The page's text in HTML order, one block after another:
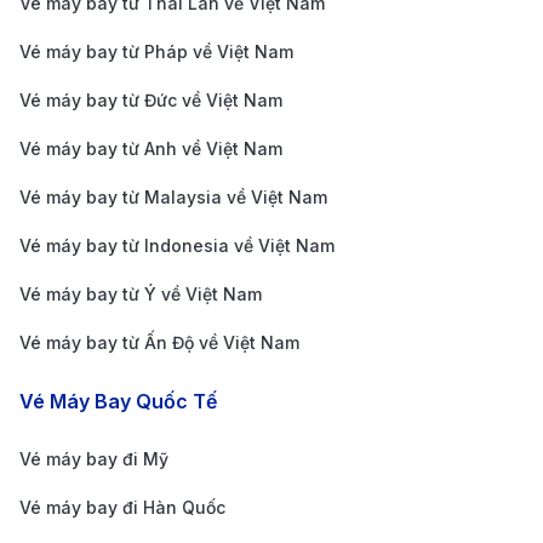
trọng nhất của quốc gia. Sân bay có hai nhà ga: một
dành cho các chuyến bay quốc tế và một cho các
chuyến bay nội địa, phục vụ hàng triệu hành khách
mỗi năm. Tại Tân Sơn Nhất, hành khách có thể tận
quán ăn, nhà hàng, phòng chờ cao cấp, wifi miễn phí
và dịch vụ đổi tiền. Để di chuyển từ sân bay vào trung
tâm thành phố, du khách có thể chọn taxi, xe buýt, xe
công nghệ hoặc các dịch vụ đưa đón tiện lợi. Với cơ
Sơn Nhất luôn mang đến cho hành khách một trải
Nhật Bản
Vé máy bay từ Pháp về Việt Nam
Vé máy bay từ Đức về Việt Nam
Vé máy bay từ Anh về Việt Nam
Vé máy bay từ Malaysia về Việt Nam
Vé máy bay từ Indonesia về Việt Nam
Vé máy bay từ Ý về Việt Nam
Vé máy bay từ Ấn Độ về Việt Nam
Vé Máy Bay Quốc Tế
Vé máy bay đi Mỹ
Vé máy bay đi Hàn Quốc